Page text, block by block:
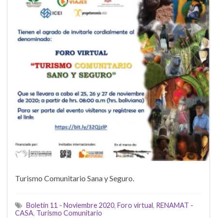
Turismo Comunitario Sana y Seguro.
Boletín 11 - Noviembre 2020, Foro virtual, RENAMAT -
CASA, Turismo Comunitario